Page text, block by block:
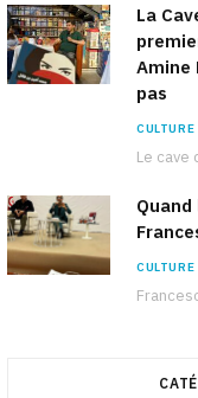
La
Amine
pas
CULTURE
CULTURE